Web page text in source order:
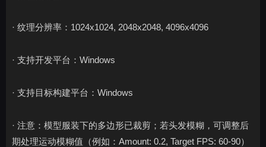
· 纹理分辨率：1024x1024, 2048x2048, 4096x4096
· 支持开发平台：Windows
· 支持目标构建平台：Windows
· 注意：模型服装下的多边形已裁剪；若头发模糊，可调整后
期处理运动模糊值（例如：Amount: 0.2, Target FPS: 60-90）